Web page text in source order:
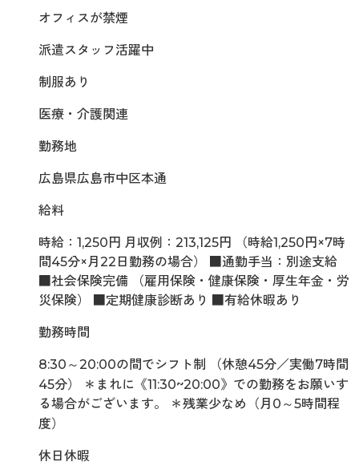
オフィスが禁煙
派遣スタッフ活躍中
制服あり
医療・介護関連
勤務地
広島県広島市中区本通
給料
時給：1,250円 月収例：213,125円 （時給1,250円×7時
間45分×月22日勤務の場合） ■通勤手当：別途支給
■社会保険完備 （雇用保険・健康保険・厚生年金・労
災保険） ■定期健康診断あり ■有給休暇あり
勤務時間
8:30～20:00の間でシフト制 （休憩45分／実働7時間
45分） ＊まれに《11:30~20:00》での勤務をお願いす
る場合がございます。 ＊残業少なめ（月0～5時間程
度）
休日休暇